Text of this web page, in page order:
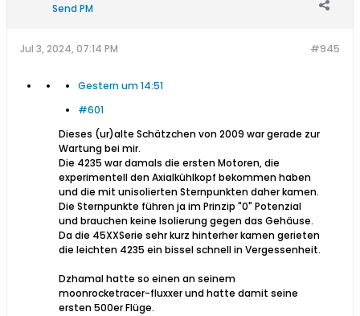
Send PM
#945
Jul 3, 2024, 07:14 PM
Gestern um 14:51
#601
Dieses (ur)alte Schätzchen von 2009 war gerade zur
Wartung bei mir.
Die 4235 war damals die ersten Motoren, die
experimentell den Axialkühlkopf bekommen haben
und die mit unisolierten Sternpunkten daher kamen.
Die Sternpunkte führen ja im Prinzip "0" Potenzial
und brauchen keine Isolierung gegen das Gehäuse.
Da die 45XXSerie sehr kurz hinterher kamen gerieten
die leichten 4235 ein bissel schnell in Vergessenheit.
Dzhamal hatte so einen an seinem
moonrocketracer-fluxxer und hatte damit seine
ersten 500er Flüge.